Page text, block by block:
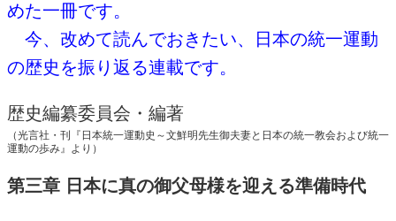
めた一冊です。
今、改めて読んでおきたい、日本の統一運動
の歴史を振り返る連載です。
歴史編纂委員会・編著
（光言社・刊『日本統一運動史～文鮮明先生御夫妻と日本の統一教会および統一
運動の歩み』より）
第三章 日本に真の御父母様を迎える準備時代